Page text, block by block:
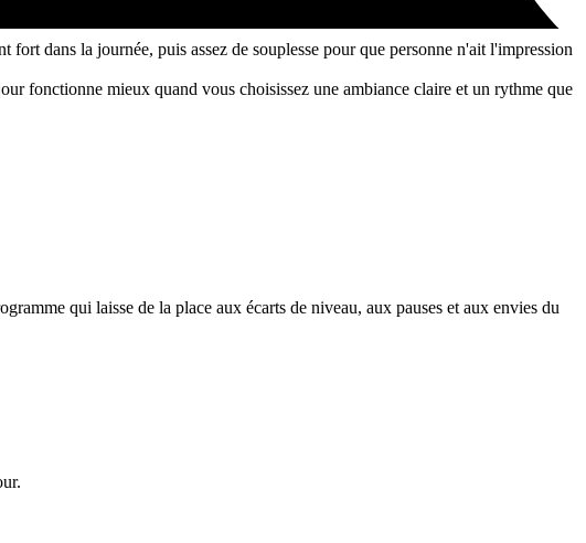
dans la journée, puis assez de souplesse pour que personne n'ait l'impression
fonctionne mieux quand vous choisissez une ambiance claire et un rythme que
qui laisse de la place aux écarts de niveau, aux pauses et aux envies du